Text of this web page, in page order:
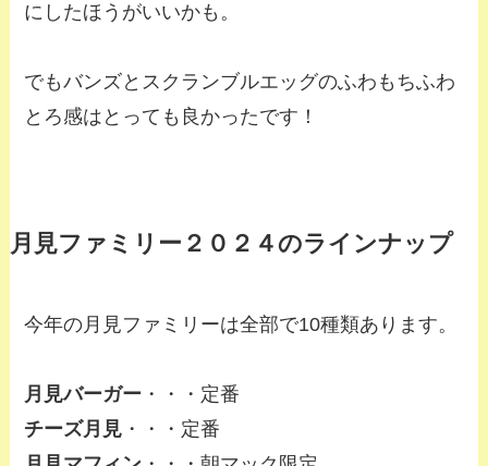
にしたほうがいいかも。
でもバンズとスクランブルエッグのふわもちふわ
とろ感はとっても良かったです！
月見ファミリー２０２４のラインナップ
今年の月見ファミリーは全部で10種類あります。
月見バーガー ・・・定番
チーズ月見 ・・・定番